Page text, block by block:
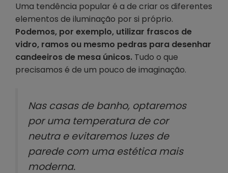
Uma tendência popular é a de criar os diferentes
elementos de iluminação por si próprio.
Podemos, por exemplo, utilizar frascos de
vidro, ramos ou mesmo pedras para desenhar
candeeiros de mesa únicos. Tudo o que
precisamos é de um pouco de imaginação.
Nas casas de banho, optaremos
por uma temperatura de cor
neutra e evitaremos luzes de
parede com uma estética mais
moderna.